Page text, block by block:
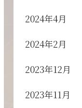
2024年4月
2024年2月
2023年12月
2023年11月